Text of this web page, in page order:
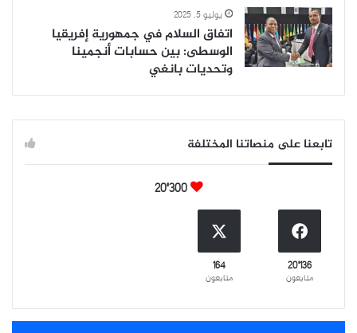
يوليو 5, 2025
اتفاق السلام في جمهورية إفريقيا
الوسطى: بين حسابات أنجمينا
وتحديات بانغي
تابعنا على منصاتنا المختلفة
20٬300
20٬136
متابعون
164
متابعون